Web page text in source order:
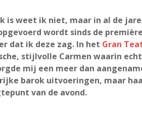
is weet ik niet, maar in al de
wordt sinds de
dat ik deze zag. In het Gran
stijlvolle Carmen waarin
mij een meer dan
barok uitvoeringen, maar
van de avond.